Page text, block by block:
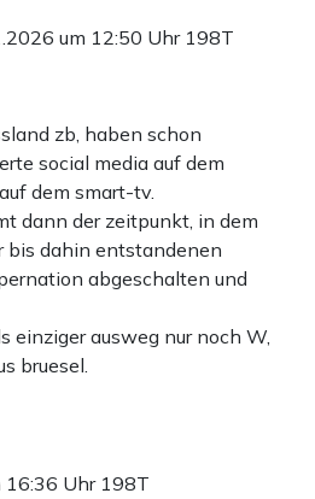
um 12:50 Uhr 198T
zb, haben schon
social media auf dem
dem smart-tv.
dann der zeitpunkt, in dem
bis dahin entstandenen
abgeschalten und
einziger ausweg nur noch W,
bruesel.
16:36 Uhr 198T